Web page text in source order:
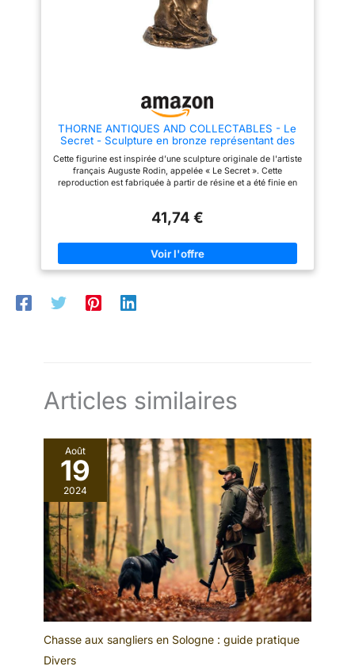
THORNE ANTIQUES AND COLLECTABLES - Le
Secret - Sculpture en bronze représentant des
Cette figurine est inspirée d’une sculpture originale de l'artiste
français Auguste Rodin, appelée « Le Secret ». Cette
reproduction est fabriquée à partir de résine et a été finie en
de bronze ou 8 ans de mariage. Cette figurine est présentée
en polystyrène pour garantir qu'elle est livrée en parfait état.
41,74 €
Articles similaires
Août
19
2024
Chasse aux sangliers en Sologne : guide pratique
Divers